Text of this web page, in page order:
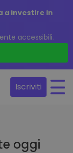
a investire in
accessibili.
Iscriviti
oggi